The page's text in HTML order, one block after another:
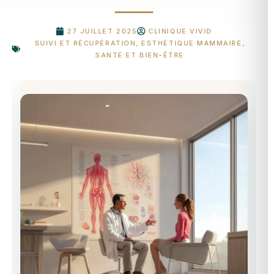
27 JUILLET 2025
CLINIQUE VIVID
SUIVI ET RÉCUPÉRATION ,ESTHÉTIQUE MAMMAIRE ,
SANTÉ ET BIEN-ÊTRE